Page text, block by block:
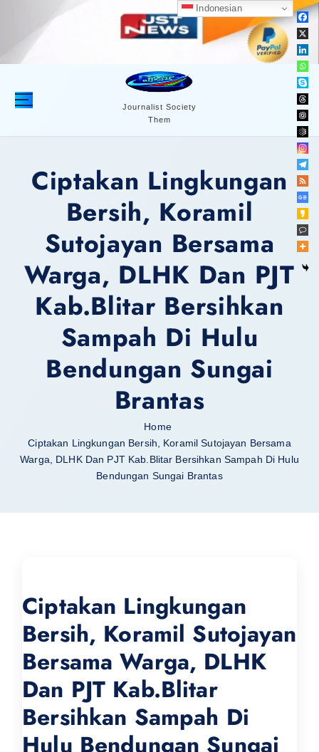
n
Journalist Society
Them
Ciptakan Lingkungan
Bersih, Koramil
Sutojayan Bersama
Warga, DLHK Dan PJT
Kab.Blitar Bersihkan
Sampah Di Hulu
Bendungan Sungai
Brantas
Home
Ciptakan Lingkungan Bersih, Koramil Sutojayan Bersama
Warga, DLHK Dan PJT Kab.Blitar Bersihkan Sampah Di Hulu
Bendungan Sungai Brantas
Ciptakan Lingkungan
Bersih, Koramil Sutojayan
Bersama Warga, DLHK
Dan PJT Kab.Blitar
Bersihkan Sampah Di
Hulu Bendungan Sungai
Indonesian